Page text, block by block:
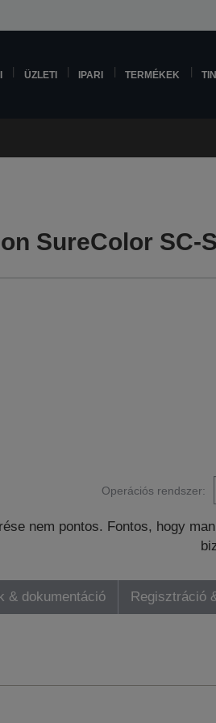
ÜZLETI IPARI TERMÉKEK
SureColor SC-
Operációs rendszer:
nem pontos. Fontos, hogy
& dokumentáció Regisztráció